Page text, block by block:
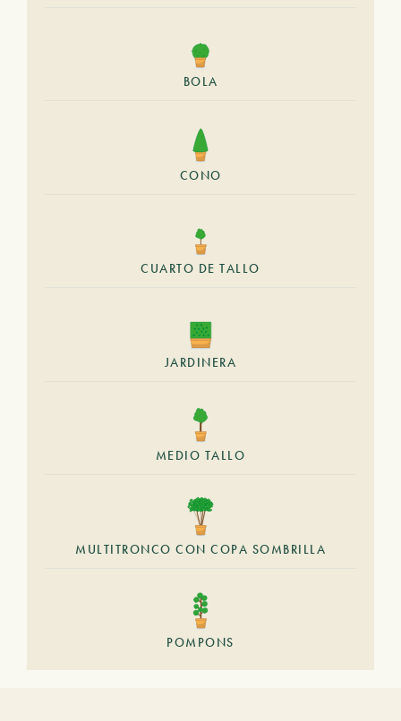
BOLA
CONO
CUARTO DE TALLO
JARDINERA
MEDIO TALLO
MULTITRONCO CON COPA SOMBRILLA
POMPONS